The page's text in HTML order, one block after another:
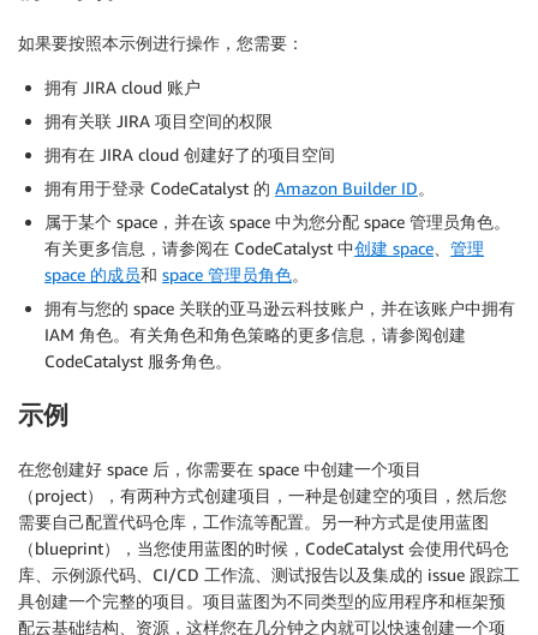
如果要按照本示例进行操作，您需要：
拥有 JIRA cloud 账户
拥有关联 JIRA 项目空间的权限
拥有在 JIRA cloud 创建好了的项目空间
拥有用于登录 CodeCatalyst 的 Amazon Builder ID。
属于某个 space，并在该 space 中为您分配 space 管理员角色。
有关更多信息，请参阅在 CodeCatalyst 中创建 space
管理
space 的成员和 space 管理员角色。
拥有与您的 space 关联的亚马逊云科技账户，并在该账户中拥有
IAM 角色。有关角色和角色策略的更多信息，请参阅创建
CodeCatalyst 服务角色。
示例
在您创建好 space 后，你需要在 space 中创建一个项目
（project），有两种方式创建项目，一种是创建空的项目，然后您
需要自己配置代码仓库，工作流等配置。另一种方式是使用蓝图
（blueprint），当您使用蓝图的时候，CodeCatalyst 会使用代码仓
库、示例源代码、CI/CD 工作流、测试报告以及集成的 issue 跟踪工
具创建一个完整的项目。项目蓝图为不同类型的应用程序和框架预
配云基础结构、资源，这样您在几分钟之内就可以快速创建一个项